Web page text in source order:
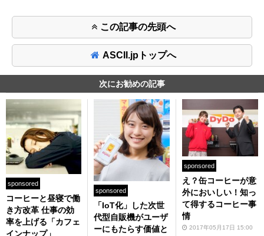
この記事の先頭へ
ASCII.jpトップへ
次にお勧めの記事
sponsored
コーヒーと昼寝で働
き方改革 仕事の効
率を上げる「カフェ
インナップ」
sponsored
「IoT化」した次世
代型自販機がユーザ
ーにもたらす価値と
sponsored
え？缶コーヒーが意
外においしい！知っ
て得するコーヒー事
情
2017年05月17日 15:00